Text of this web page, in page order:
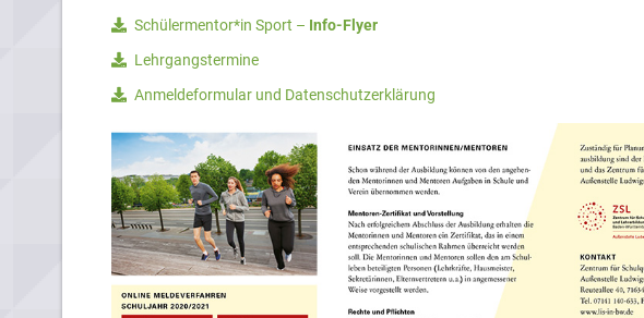
Schülermentor*in Sport – Info-Flyer
Lehrgangstermine
Anmeldeformular und Datenschutzerklärung